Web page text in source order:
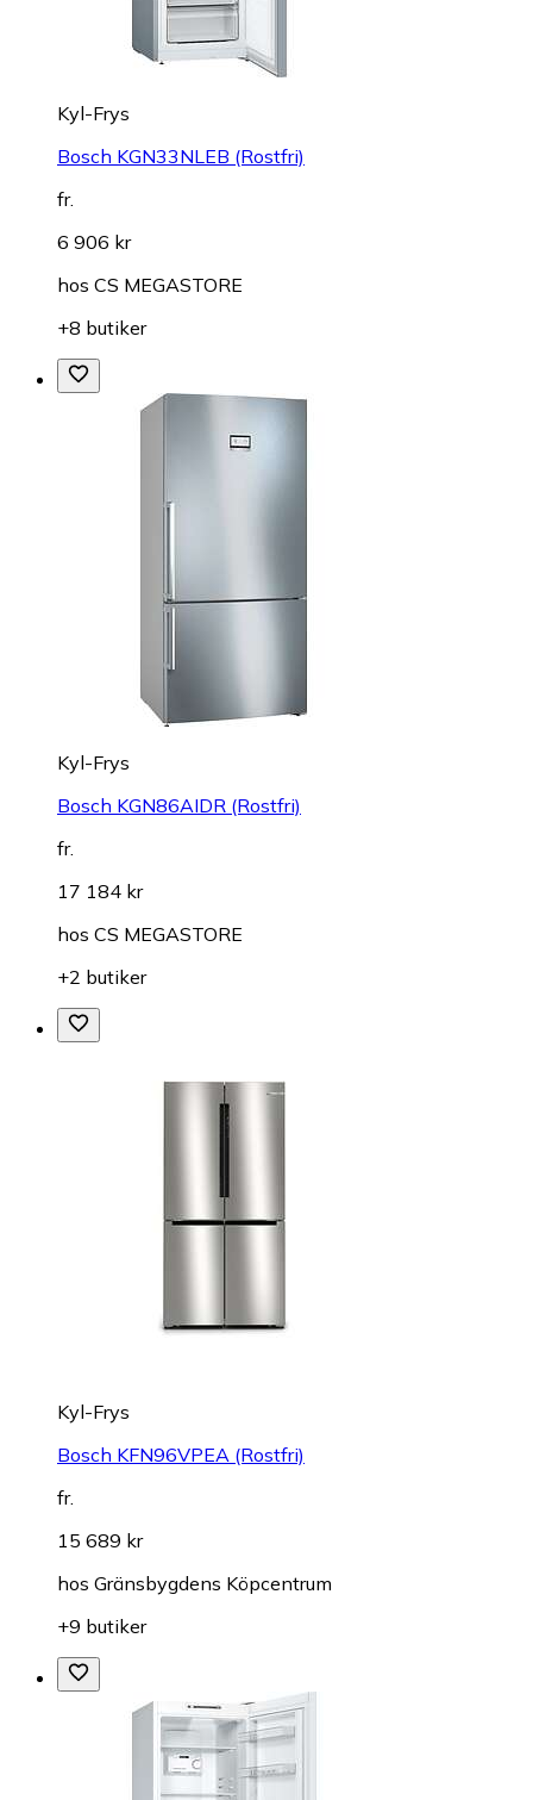
Kyl-Frys
Bosch KGN33NLEB (Rostfri)
fr.
6 906 kr
hos CS MEGASTORE
+8 butiker
Kyl-Frys
Bosch KGN86AIDR (Rostfri)
fr.
17 184 kr
hos CS MEGASTORE
+2 butiker
Kyl-Frys
Bosch KFN96VPEA (Rostfri)
fr.
15 689 kr
hos Gränsbygdens Köpcentrum
+9 butiker